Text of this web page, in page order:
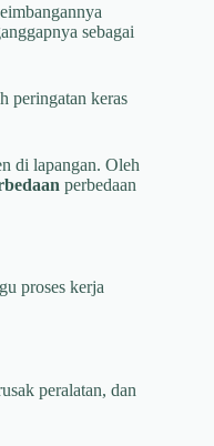
sebagai
peringatan keras
di lapangan. Oleh
perbedaan
proses kerja
peralatan, dan